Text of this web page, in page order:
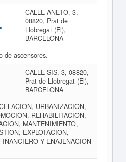
CALLE ANETO, 3,
08820, Prat de
Llobregat (El),
BARCELONA
de ascensores.
CALLE SIS, 3, 08820,
Prat de Llobregat (El),
BARCELONA
URBANIZACION,
REHABILITACION,
MANTENIMIENTO,
EXPLOTACION,
Y ENAJENACION